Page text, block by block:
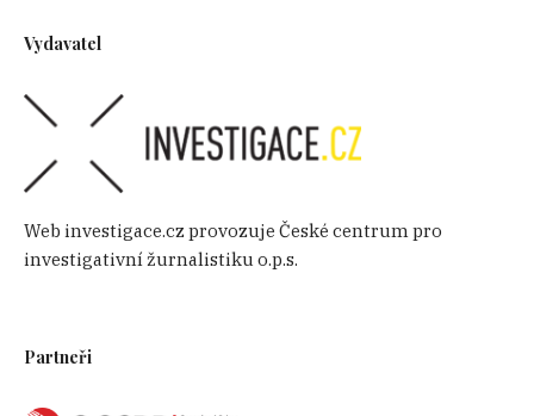
Vydavatel
Web investigace.cz provozuje České centrum pro
investigativní žurnalistiku o.p.s.
Partneři